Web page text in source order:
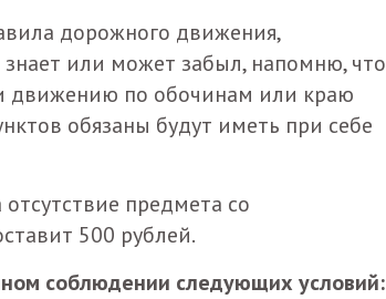
дорожного движения,
или может забыл, напомню, что
движению по обочинам или краю
обязаны будут иметь при себе
предмета со
500 рублей.
соблюдении следующих условий: